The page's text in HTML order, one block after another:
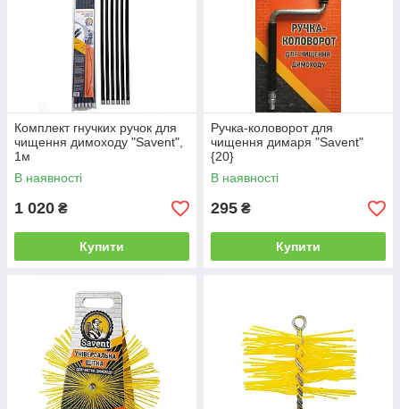
Комплект гнучких ручок для
чищення димоходу "Savent",
1м
В наявності
1 020 ₴
Купити
Ручка-коловорот для
чищення димаря "Savent"
{20}
В наявності
295 ₴
Купити